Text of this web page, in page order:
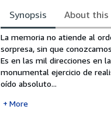
Synopsis About
Synopsis
La memoria no atiende al
sorpresa, sin que
Es en las mil direcciones en
monumental ejercicio de
oído absoluto...
More